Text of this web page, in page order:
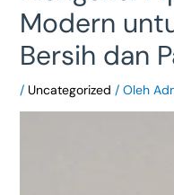
Modern
Bersih dan
/ Uncategorized / Oleh